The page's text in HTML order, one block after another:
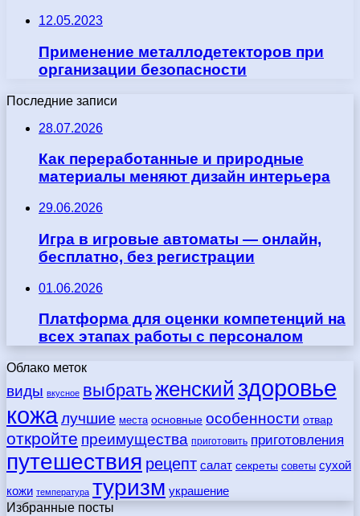
12.05.2023
Применение металлодетекторов при
организации безопасности
Последние записи
28.07.2026
Как переработанные и природные
материалы меняют дизайн интерьера
29.06.2026
Игра в игровые автоматы — онлайн,
бесплатно, без регистрации
01.06.2026
Платформа для оценки компетенций на
всех этапах работы с персоналом
Облако меток
виды вкусное выбратьженский здоровье
кожалучшие места основные особенности отвар
откройте преимущества приготовить приготовления
путешествия рецепт салат секреты советы сухой
кожи температура туризм украшение
Избранные посты